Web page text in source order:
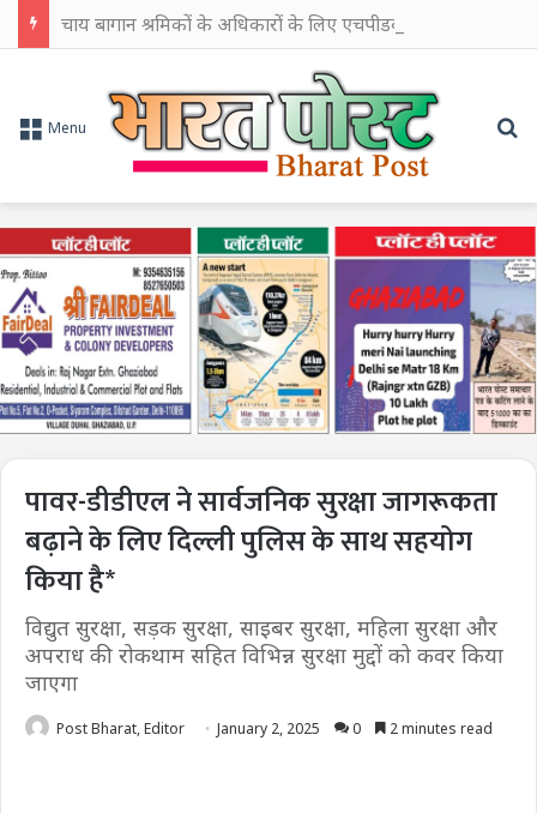
Menu
पावर-डीडीएल ने सार्वजनिक सुरक्षा जागरूकता
बढ़ाने के लिए दिल्ली पुलिस के साथ सहयोग
किया है*
विद्युत सुरक्षा, सड़क सुरक्षा, साइबर सुरक्षा, महिला सुरक्षा और
अपराध की रोकथाम सहित विभिन्न सुरक्षा मुद्दों को कवर किया
जाएगा
Post Bharat, Editor January 2, 2025 0 2 minutes read